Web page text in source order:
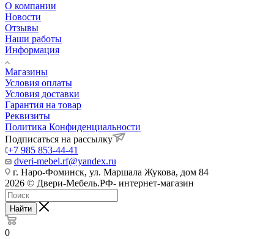
О компании
Новости
Отзывы
Наши работы
Информация
Магазины
Условия оплаты
Условия доставки
Гарантия на товар
Реквизиты
Политика Конфиденциальности
Подписаться на рассылку
+7 985 853-44-41
dveri-mebel.rf@yandex.ru
г. Наро-Фоминск, ул. Маршала Жукова, дом 84
2026 © Двери-Мебель.РФ- интернет-магазин
Найти
0